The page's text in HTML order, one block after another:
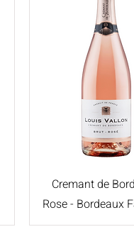
Cremant de
Rose - Bordeaux